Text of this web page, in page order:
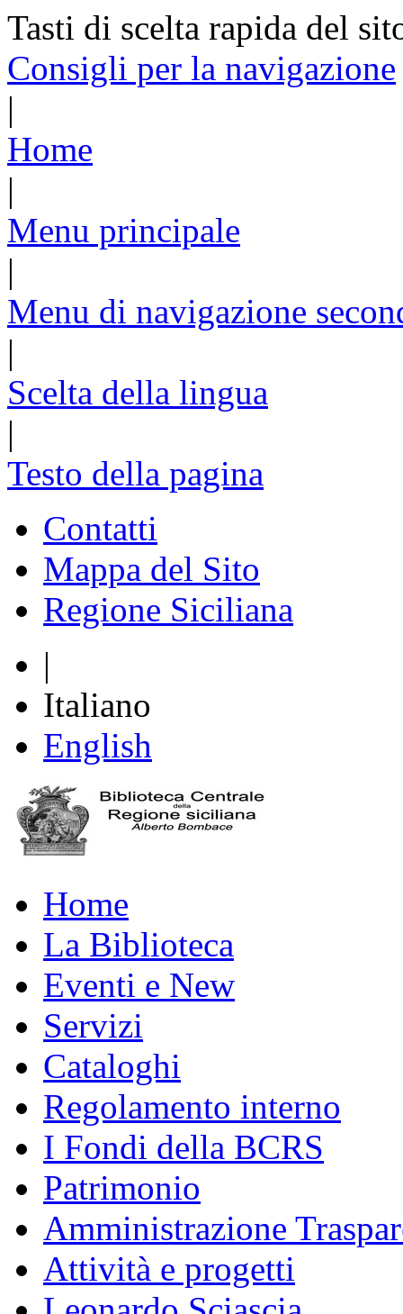
Tasti di scelta rapida del
Consigli per la navigazione
|
Home
|
Menu principale
|
Menu di navigazione
|
Scelta della lingua
|
Testo della pagina
Contatti
Mappa del Sito
Regione Siciliana
|
Italiano
English
Home
La Biblioteca
Eventi e New
Servizi
Cataloghi
Regolamento interno
I Fondi della BCRS
Patrimonio
Amministrazione
Attività e progetti